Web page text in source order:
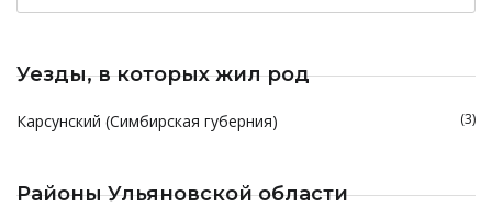
Уезды, в которых жил род
Карсунский (Симбирская губерния) (3)
Районы Ульяновской области